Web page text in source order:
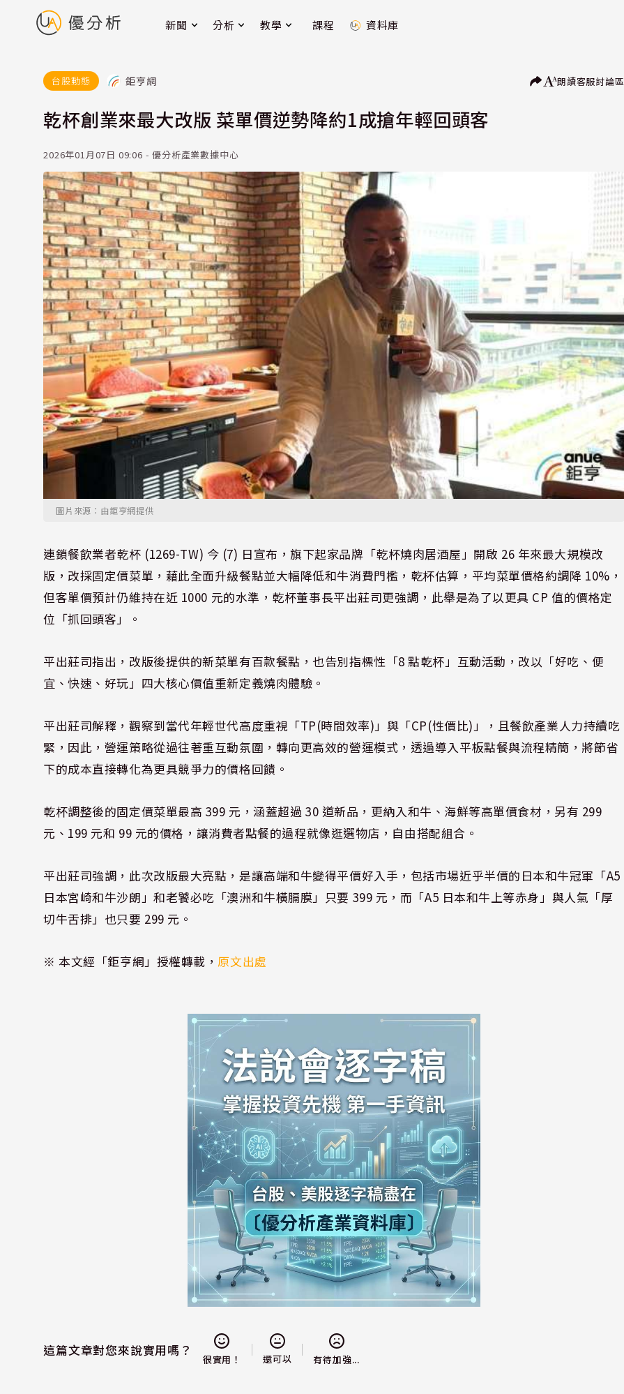
新聞 分析 教學 課程 資料庫
台股動態 鉅亨網 朗讀客服討論區
乾杯創業來最大改版 菜單價逆勢降約1成搶年輕回頭客
2026年01月07日 09:06 - 優分析產業數據中心
圖片來源：由鉅亨網提供
連鎖餐飲業者乾杯 (1269-TW) 今 (7) 日宣布，旗下起家品牌「乾杯燒肉居酒屋」開啟 26 年來最大規模改
版，改採固定價菜單，藉此全面升級餐點並大幅降低和牛消費門檻，乾杯估算，平均菜單價格約調降 10%，
但客單價預計仍維持在近 1000 元的水準，乾杯董事長平出莊司更強調，此舉是為了以更具 CP 值的價格定
位「抓回頭客」。
平出莊司指出，改版後提供的新菜單有百款餐點，也告別指標性「8 點乾杯」互動活動，改以「好吃、便
宜、快速、好玩」四大核心價值重新定義燒肉體驗。
平出莊司解釋，觀察到當代年輕世代高度重視「TP(時間效率)」與「CP(性價比)」，且餐飲產業人力持續吃
緊，因此，營運策略從過往著重互動氛圍，轉向更高效的營運模式，透過導入平板點餐與流程精簡，將節省
下的成本直接轉化為更具競爭力的價格回饋。
乾杯調整後的固定價菜單最高 399 元，涵蓋超過 30 道新品，更納入和牛、海鮮等高單價食材，另有 299
元、199 元和 99 元的價格，讓消費者點餐的過程就像逛選物店，自由搭配組合。
平出莊司強調，此次改版最大亮點，是讓高端和牛變得平價好入手，包括市場近乎半價的日本和牛冠軍「A5
日本宮崎和牛沙朗」和老饕必吃「澳洲和牛橫膈膜」只要 399 元，而「A5 日本和牛上等赤身」與人氣「厚
切牛舌排」也只要 299 元。
※ 本文經「鉅亨網」授權轉載，原文出處
這篇文章對您來說實用嗎？
很實用！ 還可以 有待加強...